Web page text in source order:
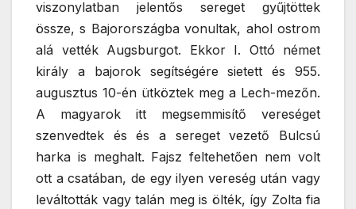
viszonylatban jelentős sereget gyűjtöttek
össze, s Bajorországba vonultak, ahol ostrom
alá vették Augsburgot. Ekkor I. Ottó német
király a bajorok segítségére sietett és 955.
augusztus 10-én ütköztek meg a Lech-mezőn.
A magyarok itt megsemmisítő vereséget
szenvedtek és és a sereget vezető Bulcsú
harka is meghalt. Fajsz feltehetően nem volt
ott a csatában, de egy ilyen vereség után vagy
leváltották vagy talán meg is ölték, így Zolta fia